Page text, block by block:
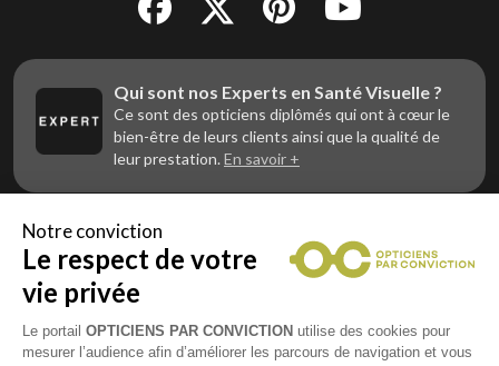
Qui sont nos Experts en Santé Visuelle ?
Ce sont des opticiens diplômés qui ont à cœur le
bien-être de leurs clients ainsi que la qualité de
leur prestation. En savoir +
Vous êtes un professionnel de la vue et
vous souhaitez nous rejoindre ?
Contactez Alliance Optic, la centrale d’achats et
d’accompagnement des opticiens indépendants
Notre conviction
Le respect de votre
vie privée
Le portail OPTICIENS PAR CONVICTION utilise des cookies pour
mesurer l’audience afin d’améliorer les parcours de navigation et vous